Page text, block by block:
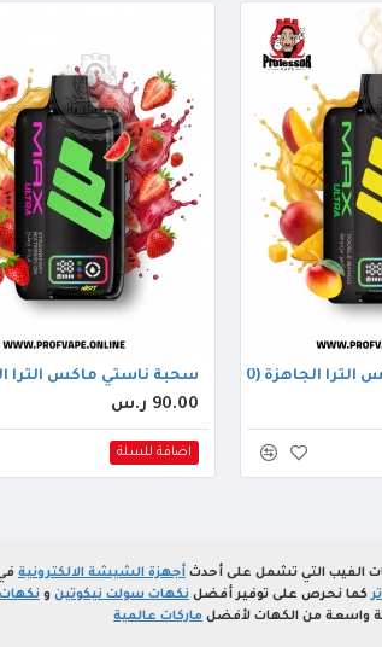
(40000 سحبة) دبل مانجو سحبة ناستي ماكس الترا الجاهزة (40000
90.00 ر.س
اضافة للسلة
الفيب التي تشمل على أحدث أجهزة الشيشة الالكترونية
كما نحرص على توفير أفضل نكهات سولت نيكوتين و نكهات
واسعة من الكهات لأفضل ماركات عالمية